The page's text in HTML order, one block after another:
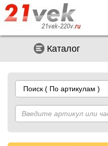
Каталог
Поиск ( По артикулам )